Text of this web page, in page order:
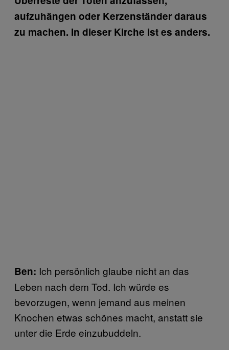
aufzuhängen oder Kerzenständer daraus
zu machen. In dieser Kirche ist es anders.
Ben: Ich persönlich glaube nicht an das
Leben nach dem Tod. Ich würde es
bevorzugen, wenn jemand aus meinen
Knochen etwas schönes macht, anstatt sie
unter die Erde einzubuddeln.